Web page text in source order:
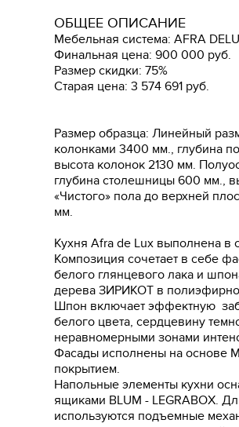
ОБЩЕЕ ОПИСАНИЕ
Мебельная система: AFRA
Финальная цена: 900 000 руб.
Размер скидки: 75%
Старая цена: 3 574 691 руб.
Размер образца: Линейный
колонками 3400 мм., глубина
высота колонок 2130 мм.
глубина столешницы 600 мм.,
«Чистого» пола до верхней
мм.
Кухня Afra de Lux выполнена в
Композиция сочетает в себе
белого глянцевого лака и
дерева ЗИРИКОТ в
Шпон включает эффектную
белого цвета, сердцевину
неравномерными зонами
Фасады исполнены на основе
покрытием.
Напольные элементы кухни
ящиками BLUM - LEGRABOX.
используются подъемные